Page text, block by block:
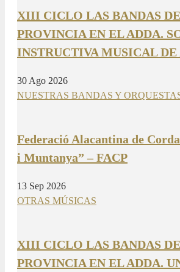
XIII CICLO LAS BANDAS
PROVINCIA EN EL ADDA.
INSTRUCTIVA MUSICAL
30 Ago 2026
NUESTRAS BANDAS Y
Federació Alacantina de
i Muntanya” – FACP
13 Sep 2026
OTRAS MÚSICAS
XIII CICLO LAS BANDAS
PROVINCIA EN EL ADDA.